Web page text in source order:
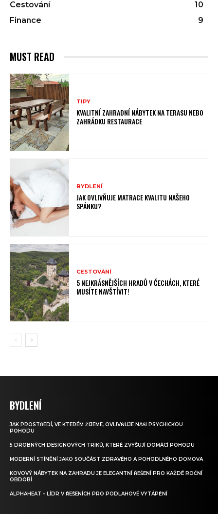
Cestování
10
Finance
9
MUST READ
TIPY
KVALITNÍ ZAHRADNÍ NÁBYTEK NA TERASU NEBO
ZAHRÁDKU RESTAURACE
BYDLENÍ
JAK OVLIVŇUJE MATRACE KVALITU NAŠEHO
SPÁNKU?
CESTOVÁNÍ
5 NEJKRÁSNĚJŠÍCH HRADŮ V ČECHÁCH, KTERÉ
MUSÍTE NAVŠTÍVIT!
BYDLENÍ
JAK PROSTŘEDÍ, VE KTERÉM ŽIJEME, OVLIVŇUJE NAŠI PSYCHICKOU
POHODU
5 DROBNÝCH DESIGNOVÝCH TRIKŮ, KTERÉ ZVYŠUJÍ DOMÁCÍ POHODU
MODERNÍ STÍNĚNÍ JAKO SOUČÁST ZDRAVÉHO A POHODLNÉHO DOMOVA
KOVOVÝ NÁBYTEK NA ZAHRADU JE ELEGANTNÍ ŘEŠENÍ PRO KAŽDÉ ROČNÍ
OBDOBÍ
ALPHAHEAT – LÍDR V ŘEŠENÍCH PRO PODLAHOVÉ VYTÁPĚNÍ